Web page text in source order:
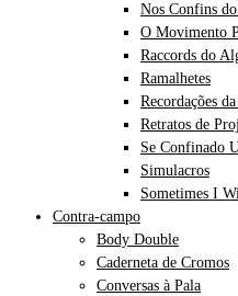
Nos Confins
O Movimento
Raccords do
Ramalhetes
Recordações
Retratos de
Se Confinado
Simulacros
Sometimes I
Contra-campo
Body Double
Caderneta de Cromos
Conversas à Pala